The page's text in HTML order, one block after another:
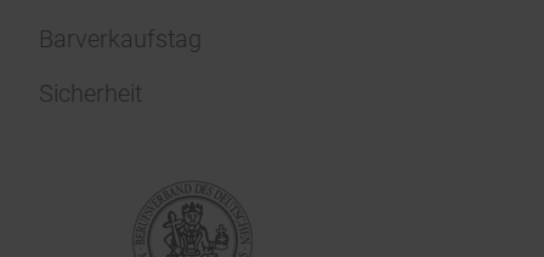
Barverkaufstag
Sicherheit